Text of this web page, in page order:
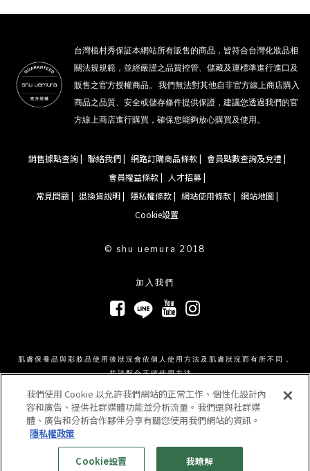
台灣植村秀保証本網站所有販售的商品，皆符合台灣化妝品相
關法規規範，並經嚴謹之品質控管、儲藏及運標準進行進口及
販售之官方授權商品。 我們無法對其他自非官方線上商店購入
商品之品質、安全或儲存條件提供保證，建議您透過我們的官
方線上商店進行購買，確保您能夠放心購買及使用。
銷售據點查詢 | 聯絡我們 | 網路訂購商品條款 |
會員點數查詢及兌禮 |
會員權益條款 |
人才招募 |
常見問題 |
退換貨說明 | 隱私權條款 | 網站使用條款 |
網站地圖 |
Cookie設置
© shu uemura 2018
加入我們
肌膚保養品與彩妝品使用後狀況會依個人使用方法及肌膚狀況而有所不同，
並請配合正確使用方法。
我們使用 Cookie 以允許我們網站的正常工作、個性化設計內
容和廣告、提供社群媒體功能並分析流量。我們還與社群媒
體、廣告和分析合作夥伴分享有關您使用我們網站的資訊。
隱私權政策
Cookie設置 我瞭解